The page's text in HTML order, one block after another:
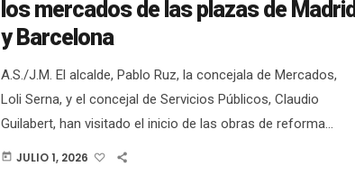
los mercados de las plazas de Madrid
y Barcelona
A.S./J.M. El alcalde, Pablo Ruz, la concejala de Mercados,
Loli Serna, y el concejal de Servicios Públicos, Claudio
Guilabert, han visitado el inicio de las obras de reforma
integral del Mercado de Plaza Madrid, unos trabajos que
today JULIO 1, 2026